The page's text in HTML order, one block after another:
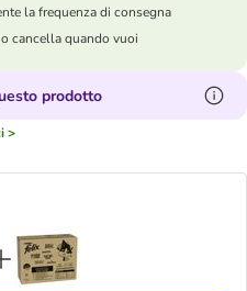
la frequenza di consegna
cancella quando vuoi
prodotto
>